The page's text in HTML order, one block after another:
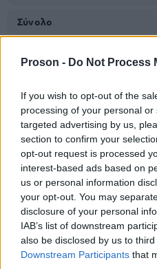
Proson - Do Not Process
If you wish to opt-out of the
processing of your personal
targeted advertising by us,
section to confirm your
opt-out request is processed
interest-based ads based on
us or personal information
your opt-out. You may
disclosure of your personal
IAB’s list of downstream
also be disclosed by us to
Downstream Participants that
Σύνολο
Οι υποψήφιοι, πρέπει
ηλεκτρονικάτην
υπεύθυνη δήλωση, η
συνοδεύεται από τα
δικαιολογητικά. Η
της μηχανογραφικής
διεύθυνση https://
Οι υποψήφιοι